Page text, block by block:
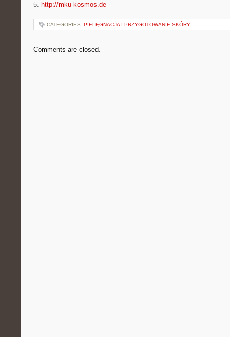
5. http://mku-kosmos.de
CATEGORIES: PIELĘGNACJA I PRZYGOTOWANIE SKÓRY
Comments are closed.